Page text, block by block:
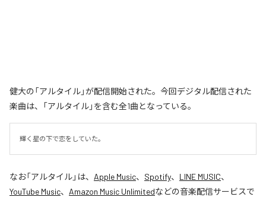
健大の「アルタイル」が配信開始された。今回デジタル配信された
楽曲は、「アルタイル」を含む全1曲となっている。
輝く星の下で恋をしていた。
なお「アルタイル」は、 Apple Music、 Spotify、 LINE MUSIC、
YouTube Music、 Amazon Music Unlimitedなどの音楽配信サービスで